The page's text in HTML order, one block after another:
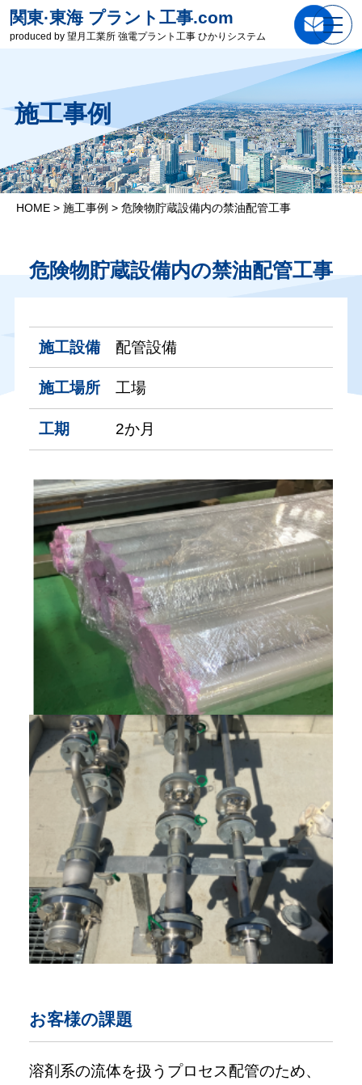
関東·東海 プラント工事.com
produced by 望月工業所 強電プラント工事 ひかりシステム
施工事例
HOME > 施工事例 > 危険物貯蔵設備内の禁油配管工事
危険物貯蔵設備内の禁油配管工事
施工設備 配管設備
施工場所 工場
工期 2か月
お客様の課題
溶剤系の流体を扱うプロセス配管のため、